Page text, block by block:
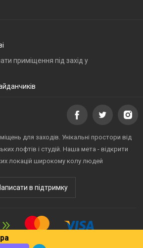
приміщення під захід у
для заходів. Унікальні простори від
лофтів і студій. Наша мета - відкрити
локацій широкому колу людей
в підтримку